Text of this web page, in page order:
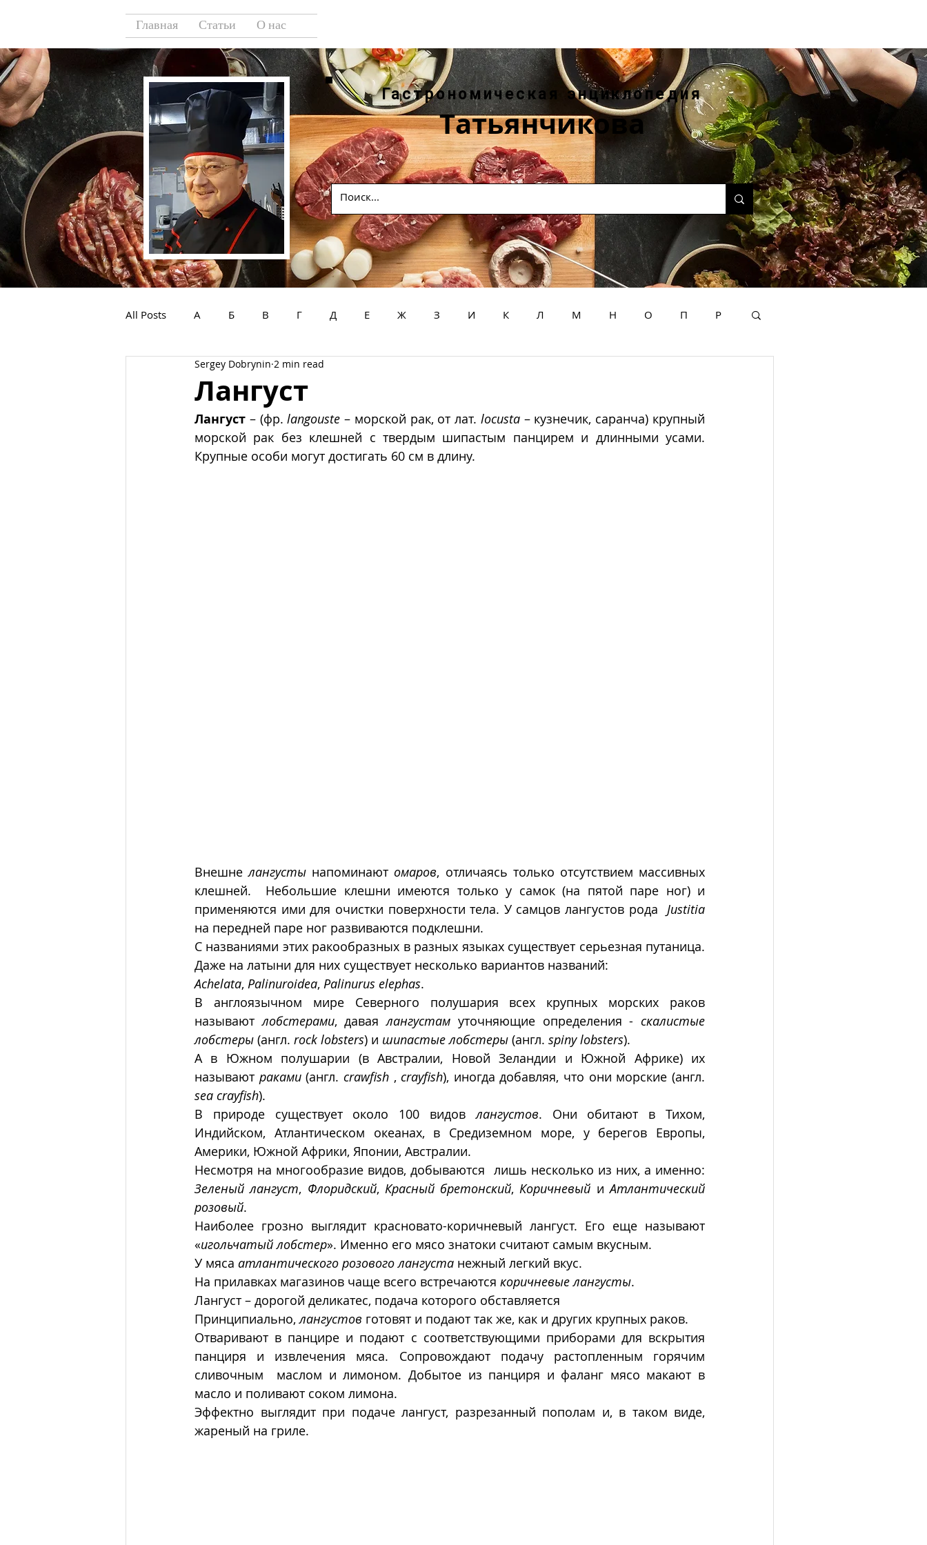
Главная Статьи О нас
Гастрономическая энциклопедия
Татьянчикова
All Posts А Б В Г Д Е Ж З И К Л М Н О П Р
У Ф Х
Лангуст
Sergey Dobrynin 2 min read
Лангуст – (фр. langouste – морской рак, от лат. locusta – кузнечик, саранча) крупный
морской рак без клешней с твердым шипастым панцирем и длинными усами.
Крупные особи могут достигать 60 см в длину.
Внешне лангусты напоминают омаров, отличаясь только отсутствием массивных
клешней.  Небольшие клешни имеются только у самок (на пятой паре ног) и
применяются ими для очистки поверхности тела. У самцов лангустов рода Justitia
на передней паре ног развиваются подклешни.
С названиями этих ракообразных в разных языках существует серьезная путаница.
Даже на латыни для них существует несколько вариантов названий:
Achelata, Palinuroidea, Palinurus elephas.
В англоязычном мире Северного полушария всех крупных морских раков
называют лобстерами, давая лангустам уточняющие определения - скалистые
лобстеры (англ. rock lobsters) и шипастые лобстеры (англ. spiny lobsters).
А в Южном полушарии (в Австралии, Новой Зеландии и Южной Африке) их
называют раками (англ. crawfish , crayfish
sea crayfish).
В природе существует около 100 видов лангустов. Они обитают в Тихом,
Индийском, Атлантическом океанах, в Средиземном море, у берегов Европы,
Америки, Южной Африки, Японии, Австралии.
Зеленый лангуст, Флоридский, Красный бретонский, Коричневый и Атлантический
розовый.
Наиболее грозно выглядит красновато-коричневый лангуст. Его еще называют
«игольчатый лобстер». Именно его мясо знатоки считают самым вкусным.
У мяса атлантического розового лангуста нежный легкий вкус.
На прилавках магазинов чаще всего встречаются коричневые лангусты.
Лангуст – дорогой деликатес, подача которого обставляется
Принципиально, лангустов готовят и подают так же, как и других крупных раков.
Отваривают в панцире и подают с соответствующими приборами для вскрытия
панциря и извлечения мяса. Сопровождают подачу растопленным горячим
сливочным  маслом и лимоном. Добытое из панциря и фаланг мясо макают в
масло и поливают соком лимона.
Эффектно выглядит при подаче лангуст, разрезанный пополам и, в таком виде,
жареный на гриле.